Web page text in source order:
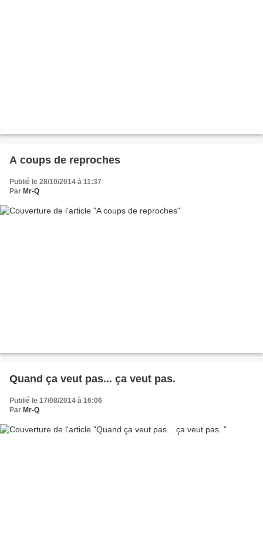
A coups de reproches
Publié le 28/10/2014 à 11:37
Par Mr-Q
Quand ça veut pas... ça veut pas.
Publié le 17/08/2014 à 16:06
Par Mr-Q